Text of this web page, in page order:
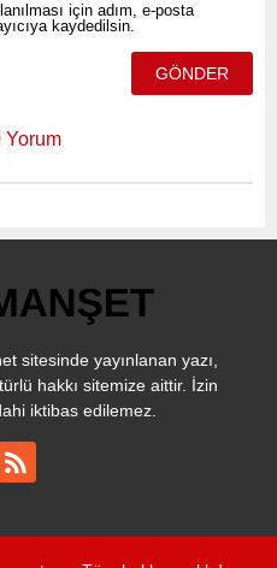
için adım, e-posta
kaydedilsin.
Yorum
sitesinde yayınlanan yazı,
hakkı sitemize aittir. İzin
iktibas edilemez.